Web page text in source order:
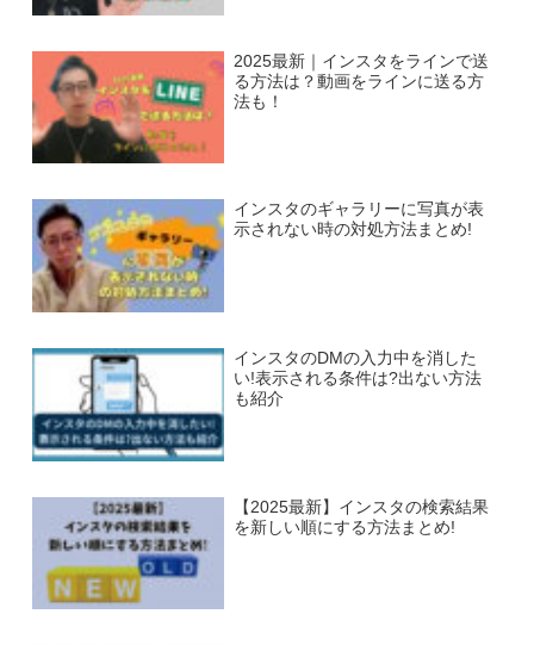
2025最新｜インスタをラインで送
る方法は？動画をラインに送る方
法も！
インスタのギャラリーに写真が表
示されない時の対処方法まとめ!
インスタのDMの入力中を消した
い!表示される条件は?出ない方法
も紹介
【2025最新】インスタの検索結果
を新しい順にする方法まとめ!